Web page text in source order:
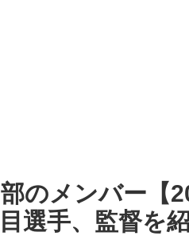
のメンバー【
選手、監督を紹